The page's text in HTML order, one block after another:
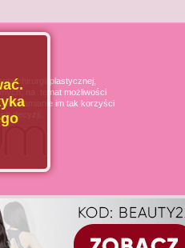
chirurgii plastycznej,
na temat możliwości
im tak korzyści
decyzji.